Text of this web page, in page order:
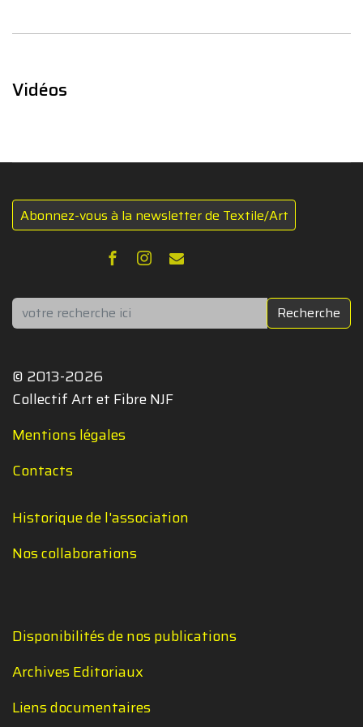
Vidéos
Abonnez-vous à la newsletter de Textile/Art
Rechercher Recherche
© 2013-2026
Collectif Art et Fibre NJF
Mentions légales
Contacts
Historique de l'association
Nos collaborations
Disponibilités de nos publications
Archives Editoriaux
Liens documentaires